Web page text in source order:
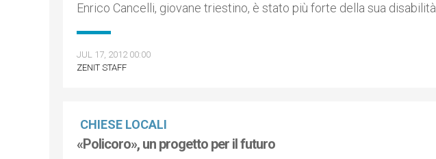
Enrico Cancelli, giovane triestino, è stato più forte della sua disabilità
JUL 17, 2012 00:00
ZENIT STAFF
CHIESE LOCALI
«Policoro», un progetto per il futuro